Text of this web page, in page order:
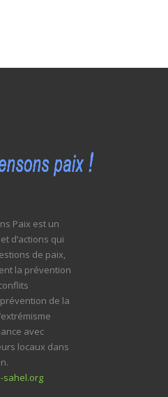
Paix est un
d’actions qui
de paix,
la prévention
de la
avec
locaux dans
sahel.org